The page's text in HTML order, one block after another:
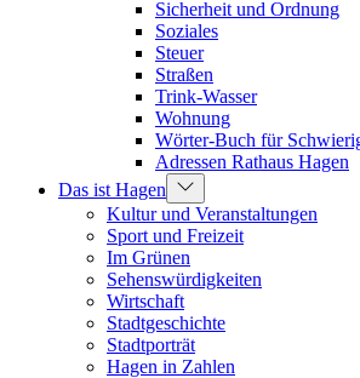
Sicherheit und Ordnung
Soziales
Steuer
Straßen
Trink-Wasser
Wohnung
Wörter-Buch für
Adressen Rathaus Hagen
Das ist Hagen
Kultur und Veranstaltungen
Sport und Freizeit
Im Grünen
Sehenswürdigkeiten
Wirtschaft
Stadtgeschichte
Stadtporträt
Hagen in Zahlen